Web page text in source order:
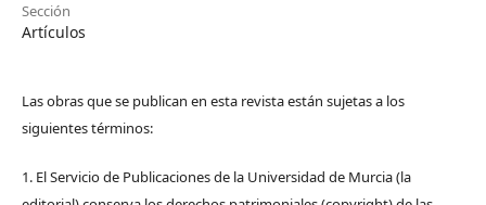
Sección
Artículos
Las obras que se publican en esta revista están sujetas a los
siguientes términos:
1. El Servicio de Publicaciones de la Universidad de Murcia (la